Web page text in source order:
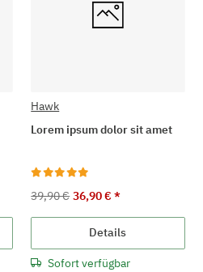
Hawk
Lorem ipsum dolor sit amet
39,90 € 36,90 € *
Details
Sofort verfügbar